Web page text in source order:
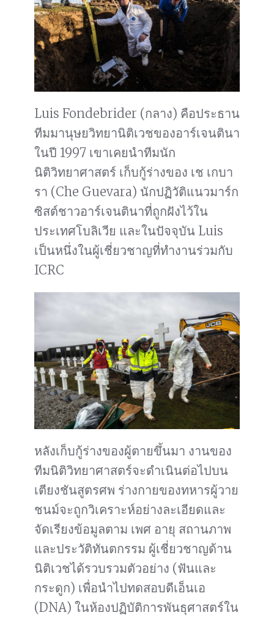
Luis Fondebrider (กลาง) คือประธาน
ทีมมานุษยวิทยานิติเวชของอาร์เจนตินา
ในปี 1997 เขาเคยนำทีมนัก
นิติวิทยาศาสตร์ เก็บกู้ร่างของ เช เกบา
รา (Che Guevara) นักปฏิวัติแนวมาร์ก
ซิสต์ชาวอาร์เจนตินาที่ถูกฝังไว้ใน
ประเทศโบลิเวีย และในปัจจุบัน Luis
เป็นหนึ่งในผู้เชี่ยวชาญที่ทำงานร่วมกับ
ICRC
หลังเก็บกู้ร่างของผู้ตายขึ้นมา งานของ
ทีมนิติวิทยาศาสตร์จะดำเนินต่อไปบน
เตียงชันสูตรศพ ร่างกายของทหารผู้วาย
ชนม์จะถูกวิเคราะห์อย่างละเอียดและ
จัดเรียงข้อมูลตาม เพศ อายุ สถานภาพ
และประวัติทันตกรรม ผู้เชี่ยวชาญด้าน
นิติเวชได้รวบรวมตัวอย่าง (ฟันและ
กระดูก) เพื่อนำไปทดสอบดีเอ็นเอ
(DNA) ในห้องปฏิบัติการพันธุศาสตร์ใน